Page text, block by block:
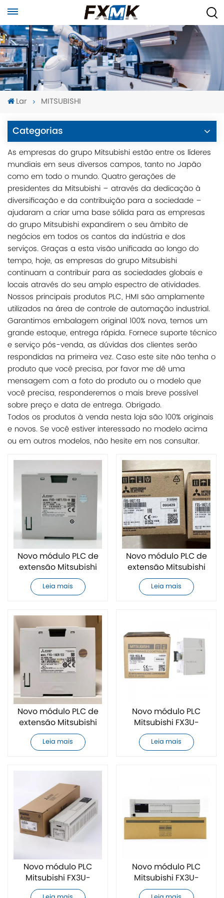
Lar MITSUBISHI
Categorias
As empresas do grupo Mitsubishi estão entre os líderes
mundiais em seus diversos campos, tanto no Japão
como em todo o mundo. Quatro gerações de
presidentes da Mitsubishi – através da dedicação à
diversificação e da contribuição para a sociedade –
ajudaram a criar uma base sólida para as empresas
do grupo Mitsubishi expandirem o seu âmbito de
negócios em todos os cantos da indústria e dos
serviços. Graças a esta visão unificada ao longo do
tempo, hoje, as empresas do grupo Mitsubishi
continuam a contribuir para as sociedades globais e
locais através do seu amplo espectro de atividades.
Nossos principais produtos PLC, HMI são amplamente
utilizados na área de controle de automação industrial.
Garantimos embalagem original 100% nova, temos um
grande estoque, entrega rápida. Fornece suporte técnico
e serviço pós-venda, as dúvidas dos clientes serão
respondidas na primeira vez. Caso este site não tenha o
produto que você precisa, por favor me dê uma
mensagem com a foto do produto ou o modelo que
você precisa, responderemos o mais breve possível
sobre preço e data de entrega. Obrigado.
Todos os produtos à venda nesta loja são 100% originais
e novos. Se você estiver interessado no modelo acima
ou em outros modelos, não hesite em nos consultar.
Novo módulo PLC de
extensão Mitsubishi
FX5-16ET/ES-H
Leia mais
Novo módulo PLC de
extensão Mitsubishi
FX5-16ET/ES
Leia mais
Novo módulo PLC de
extensão Mitsubishi
FX5-16ER/ES
Leia mais
Novo módulo PLC
Mitsubishi FX3U-
16CCL-M
Leia mais
Novo módulo PLC
Mitsubishi FX3U-
128MT/ESS
Novo módulo PLC
Mitsubishi FX3U-
128MR/ES-A